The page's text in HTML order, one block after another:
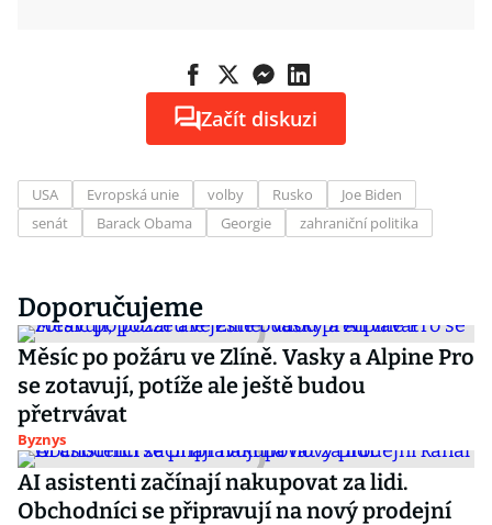
Začít diskuzi
USA Evropská unie volby Rusko
Joe Biden
senát
Barack Obama Georgie zahraniční politika
Doporučujeme
Měsíc po požáru ve Zlíně. Vasky a Alpine Pro
se zotavují, potíže ale ještě budou
přetrvávat
Byznys
AI asistenti začínají nakupovat za lidi.
Obchodníci se připravují na nový prodejní